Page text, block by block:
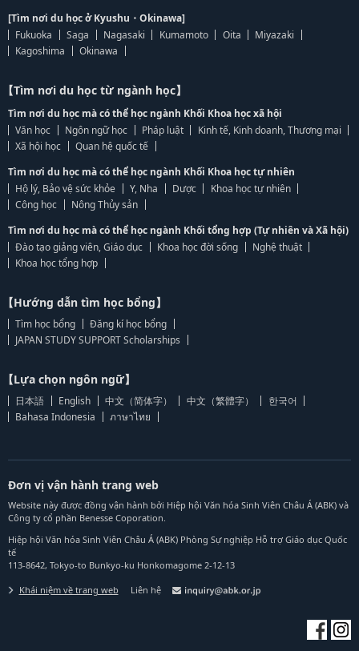
[Tìm nơi du học ở Kyushu・Okinawa]
Fukuoka
Saga Nagasaki Kumamoto Oita
Miyazaki
Kagoshima
Okinawa
【Tìm nơi du học từ ngành học】
Tìm nơi du học mà có thể học ngành Khối Khoa học xã hội
Văn học
Ngôn ngữ học Pháp luật
Kinh tế, Kinh doanh, Thương mại
Xã hội học
Quan hệ quốc tế
Tìm nơi du học mà có thể học ngành Khối Khoa học tự nhiên
Hộ lý, Bảo vệ sức khỏe
Y, Nha Dược
Khoa học tự nhiên
Công học
Nông Thủy sản
Tìm nơi du học mà có thể học ngành Khối tổng hợp (Tự nhiên và Xã hội)
Đào tạo giảng viên, Giáo dục
Khoa học đời sống
Nghệ thuật
Khoa học tổng hợp
【Hướng dẫn tìm học bổng】
Tìm học bổng
Đăng kí học bổng
JAPAN STUDY SUPPORT Scholarships
【Lựa chọn ngôn ngữ】
日本語 English 中文（简体字） 中文（繁體字）
한국어
Bahasa Indonesia
ภาษาไทย
Đơn vị vận hành trang web
Website này được đồng vận hành bởi Hiệp hội Văn hóa Sinh Viên Châu Á (ABK) và
Công ty cổ phần Benesse Coporation.
Hiệp hội Văn hóa Sinh Viên Châu Á (ABK) Phòng Sự nghiệp Hỗ trợ Giáo dục Quốc
tế
113-8642, Tokyo-to Bunkyo-ku Honkomagome 2-12-13
Khái niệm về trang web Liên hệ